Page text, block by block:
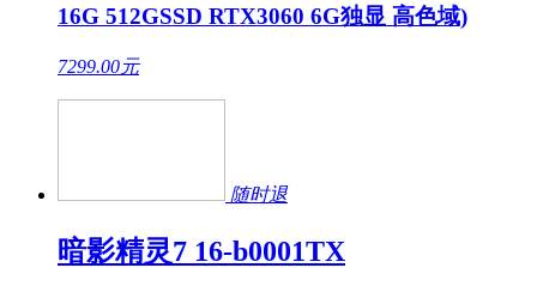
16G 512GSSD RTX3060 6G独显 高色域)
7299.00元
随时退
暗影精灵7 16-b0001TX